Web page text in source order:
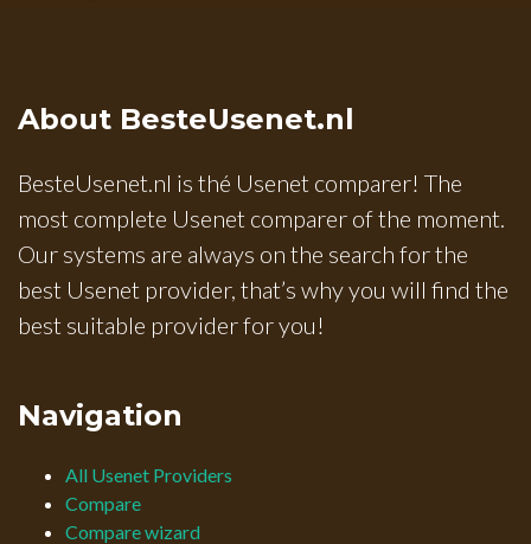
About BesteUsenet.nl
BesteUsenet.nl is thé Usenet comparer! The
most complete Usenet comparer of the moment.
Our systems are always on the search for the
best Usenet provider, that’s why you will find the
best suitable provider for you!
Navigation
All Usenet Providers
Compare
Compare wizard